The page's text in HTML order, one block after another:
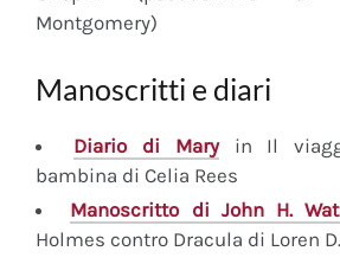
Montgomery)
Manoscritti e diari
Diariodi Maryin Il
bambina di Celia Rees
Manoscritto di John H.
Holmes contro Dracula di Loren